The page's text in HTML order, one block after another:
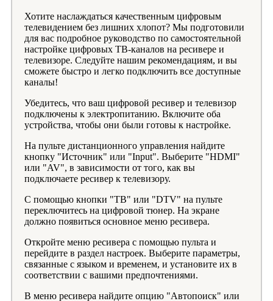
Хотите наслаждаться качественным цифровым
телевидением без лишних хлопот? Мы подготовили
для вас подробное руководство по самостоятельной
настройке цифровых ТВ-каналов на ресивере и
телевизоре. Следуйте нашим рекомендациям, и вы
сможете быстро и легко подключить все доступные
каналы!
Убедитесь, что ваш цифровой ресивер и телевизор
подключены к электропитанию. Включите оба
устройства, чтобы они были готовы к настройке.
На пульте дистанционного управления найдите
кнопку "Источник" или "Input". Выберите "HDMI"
или "AV", в зависимости от того, как вы
подключаете ресивер к телевизору.
С помощью кнопки "ТВ" или "DTV" на пульте
переключитесь на цифровой тюнер. На экране
должно появиться основное меню ресивера.
Откройте меню ресивера с помощью пульта и
перейдите в раздел настроек. Выберите параметры,
связанные с языком и временем, и установите их в
соответствии с вашими предпочтениями.
В меню ресивера найдите опцию "Автопоиск" или